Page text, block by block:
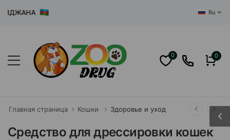
Ru
0 0
Главная страница Кошки Здоровье и уход
Средство для дрессировки кошек